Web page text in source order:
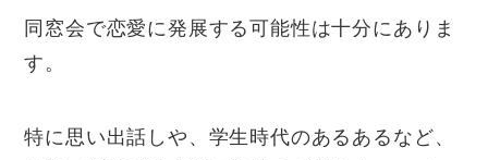
同窓会で恋愛に発展する可能性は十分にありま
す。
特に思い出話しや、学生時代のあるあるなど、